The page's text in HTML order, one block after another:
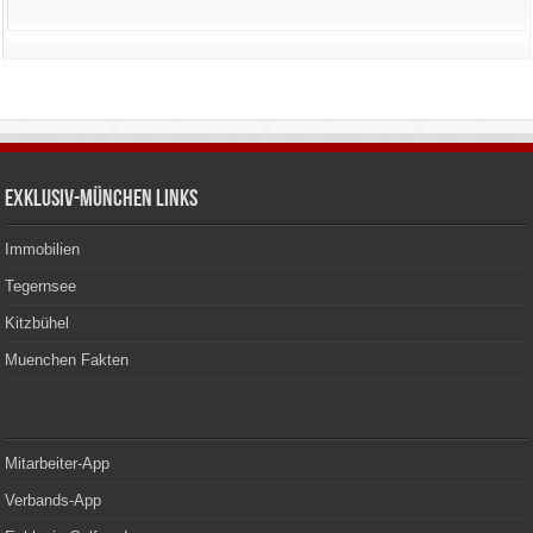
Exklusiv-München Links
Immobilien
Tegernsee
Kitzbühel
Muenchen Fakten
Mitarbeiter-App
Verbands-App